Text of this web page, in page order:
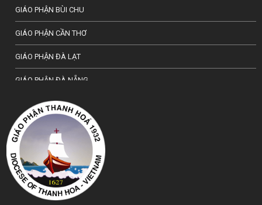
GIÁO PHẬN BÙI CHU
GIÁO PHẬN CẦN THƠ
GIÁO PHẬN ĐÀ LẠT
GIÁO PHẬN ĐÀ NẴNG
TỔNG GIÁO PHẬN HÀ NỘI
GIÁO PHẬN HẢI PHÒNG
TỔNG GIÁO PHẬN HUẾ
GIÁO PHẬN HƯNG HOÁ
GIÁO PHẬN KON TUM